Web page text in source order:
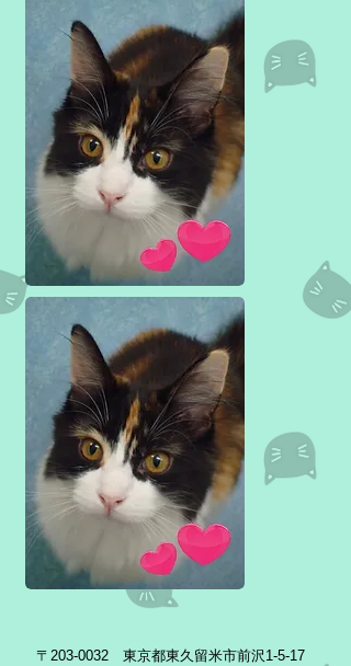
〒203-0032 東京都東久留米市前沢1-5-17